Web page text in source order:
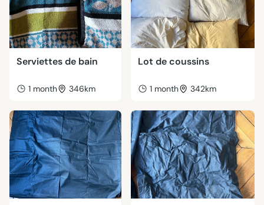
Serviettes de bain
1 month 346km
Lot de coussins
1 month 342km